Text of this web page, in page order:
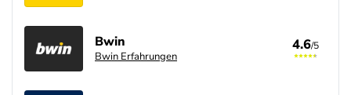
Bwin
Bwin Erfahrungen
4.6/5